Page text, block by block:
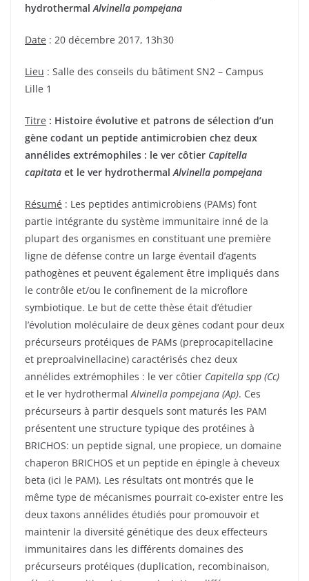
hydrothermalAlvinella pompejana
Date : 20 décembre 2017, 13h30
Lieu : Salle des conseils du bâtiment SN2 – Campus
Lille 1
Titre : Histoire évolutive et patrons de sélection d’un
gène codant un peptide antimicrobien chez deux
annélides extrémophiles : le ver côtier Capitella
capitata et le ver hydrothermalAlvinella pompejana
Résumé : Les peptides antimicrobiens (PAMs) font
partie intégrante du système immunitaire inné de la
plupart des organismes en constituant une première
ligne de défense contre un large éventail d’agents
pathogènes et peuvent également être impliqués dans
le contrôle et/ou le confinement de la microflore
symbiotique. Le but de cette thèse était d’étudier
l’évolution moléculaire de deux gènes codant pour deux
précurseurs protéiques de PAMs (preprocapitellacine
et preproalvinellacine) caractérisés chez deux
annélides extrémophiles : le ver côtier Capitella spp (Cc)
et le ver hydrothermalAlvinella pompejana (Ap). Ces
précurseurs à partir desquels sont maturés les PAM
présentent une structure typique des protéines à
BRICHOS: un peptide signal, une propiece, un domaine
chaperon BRICHOS et un peptide en épingle à cheveux
beta (ici le PAM). Les résultats ont montrés que le
même type de mécanismes pourrait co-exister entre les
deux taxons annélides étudiés pour promouvoir et
maintenir la diversité génétique des deux effecteurs
immunitaires dans les différents domaines des
précurseurs protéiques (duplication, recombinaison,